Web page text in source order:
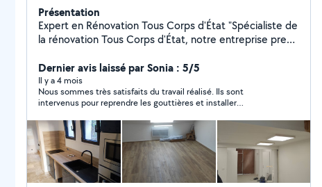
Présentation
Expert en Rénovation Tous Corps d'État "Spécialiste de
la rénovation Tous Corps d'État, notre entreprise prend
aux finitions. Maçonnerie, électricité, plomberie ou
peinture : nous centralisons tous les métiers pour vous
offrir un interlocuteur unique et un chantier clé en main.
Rigoureux et réactifs, nous garantissons des travaux
aux normes, le respect des délais et la protection de
votre investissement grâce à notre garantie décennale.
Confiez-nous vos idées, nous bâtissons votre sérénité.
Dernier avis laissé par Sonia : 5/5
Il y a 4 mois
Nous sommes très satisfaits du travail réalisé. Ils sont
intervenus pour reprendre les gouttières et installer
depuis la maison et installé des prises et interrupteurs, ainsi
qu’un éclairage intérieur et extérieur dans l’abri. Le travail a été
réalisé sérieusement et proprement. Ils ont été ponctuels,
efficaces et agréables tout au long du chantier. La
communication a été simple et tout s’est très bien passé.
Nous les recommandons sans hésiter.